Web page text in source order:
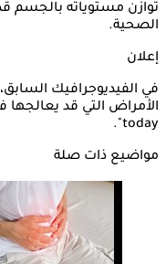
توازن مستوياته بالجسم
الصحية.
إعلان
في الفيديوجرافيك
today".
مواضيع ذات صلة